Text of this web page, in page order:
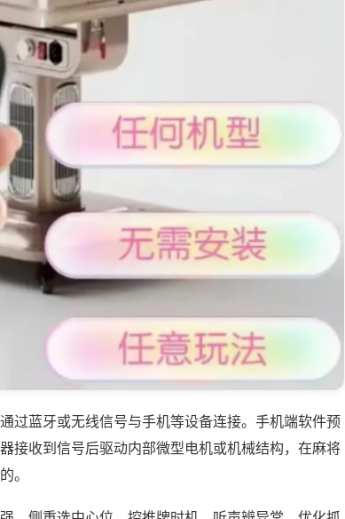
过蓝牙或无线信号与手机等设备连接。手机端软件预
接收到信号后驱动内部微型电机或机械结构，在麻将
。